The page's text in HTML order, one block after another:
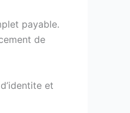
payable.
de
et